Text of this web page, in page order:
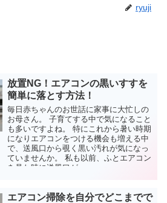
ryuji
放置NG！エアコンの黒いすすを
簡単に落とす方法！
毎日赤ちゃんのお世話に家事に大忙しの
お母さん。 子育てする中で気になること
も多いですよね。 特にこれから暑い時期
になりエアコンをつける機会も増える中
で、送風口から覗く黒い汚れが気になっ
ていませんか。 私も以前、ふとエアコン
を見た時に送風口が...
エアコン掃除を自分でどこまでで